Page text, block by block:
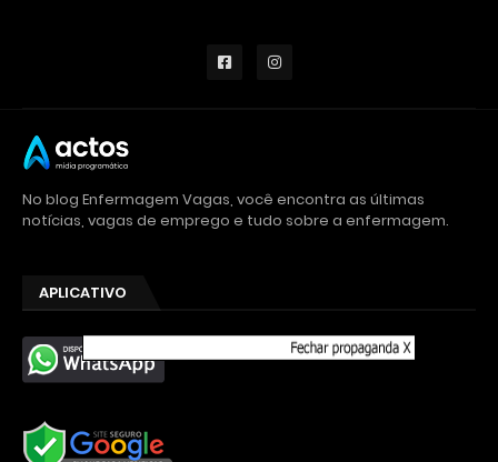
No blog Enfermagem Vagas, você encontra as últimas
notícias, vagas de emprego e tudo sobre a enfermagem.
APLICATIVO